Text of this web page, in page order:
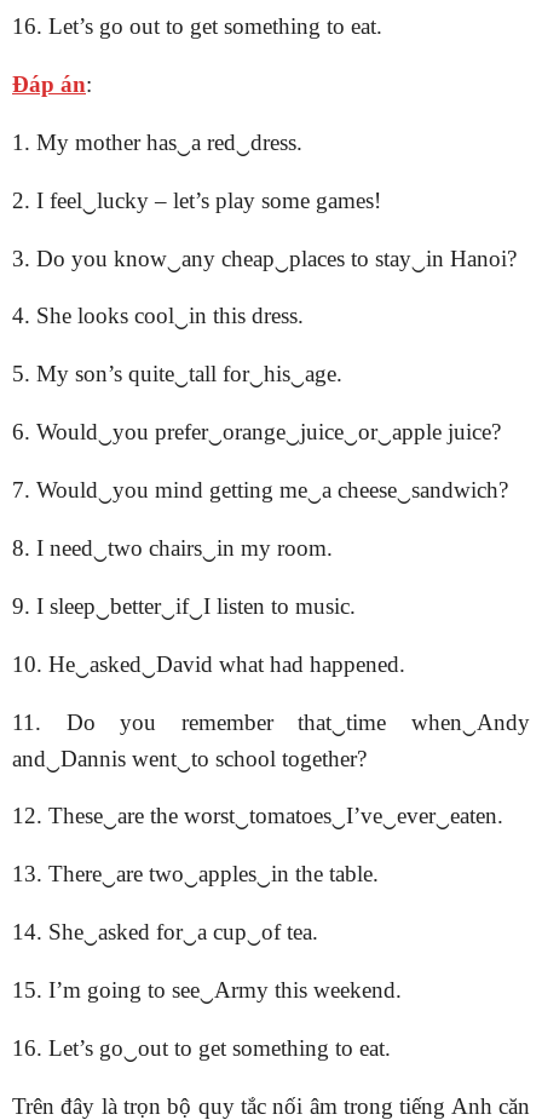
16. Let’s go out to get something to eat.
Đáp án:
1. My mother has‿a red‿dress.
2. I feel‿lucky – let’s play some games!
3. Do you know‿any cheap‿places to stay‿in Hanoi?
4. She looks cool‿in this dress.
5. My son’s quite‿tall for‿his‿age.
6. Would‿you prefer‿orange‿juice‿or‿apple juice?
7. Would‿you mind getting me‿a cheese‿sandwich?
8. I need‿two chairs‿in my room.
9. I sleep‿better‿if‿I listen to music.
10. He‿asked‿David what had happened.
11. Do you remember that‿time when‿Andy
and‿Dannis went‿to school together?
12. These‿are the worst‿tomatoes‿I’ve‿ever‿eaten.
13. There‿are two‿apples‿in the table.
14. She‿asked for‿a cup‿of tea.
15. I’m going to see‿Army this weekend.
16. Let’s go‿out to get something to eat.
Trên đây là trọn bộ quy tắc nối âm trong tiếng Anh căn